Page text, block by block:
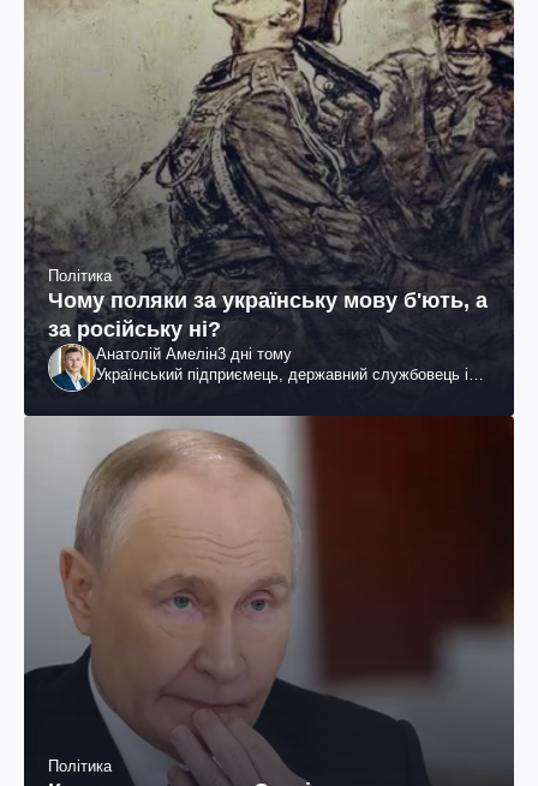
Політика
Чому поляки за українську мову б'ють, а
за російську ні?
Анатолій Амелін3 дні тому
Український підприємець, державний службовець і
Політика